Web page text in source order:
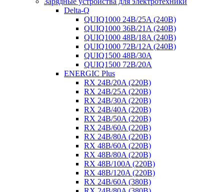
Delta-Q
QUIQ1000 24B/25A (240B)
QUIQ1000 36B/21A (240B)
QUIQ1000 48B/18A (240B)
QUIQ1000 72B/12A (240B)
QUIQ1500 48B/30A
QUIQ1500 72B/20A
ENERGIC Plus
RX 24B/20A (220B)
RX 24B/25A (220B)
RX 24B/30A (220B)
RX 24B/40A (220B)
RX 24B/50A (220B)
RX 24B/60A (220B)
RX 24B/80A (220B)
RX 48B/60A (220B)
RX 48B/80A (220B)
RX 48B/100A (220B)
RX 48B/120A (220B)
RX 24B/60A (380B)